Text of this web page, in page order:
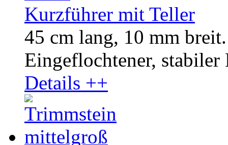
Kurzführer mit Teller
45 cm lang, 10 mm
Eingeflochtener, stabiler
Details ++